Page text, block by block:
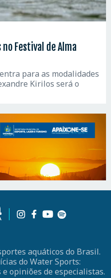
Festival de Alma
para as modalidades
Kirilos será o
aquáticos do Brasil.
do Water Sports:
opiniões de especialistas.